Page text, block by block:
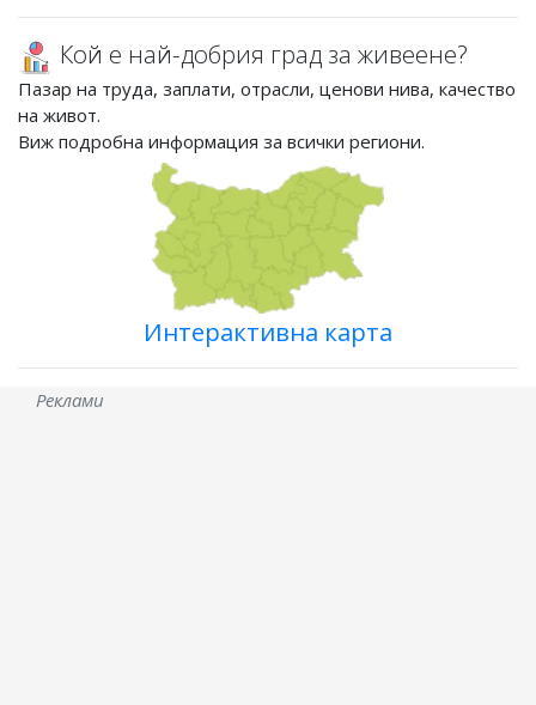
Кой е най-добрия град за живеене?
Пазар на труда, заплати, отрасли, ценови нива, качество
на живот.
Виж подробна информация за всички региони.
Интерактивна карта
Реклами